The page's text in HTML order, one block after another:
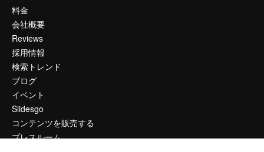
料金
会社概要
Reviews
採用情報
検索トレンド
ブログ
イベント
Slidesgo
コンテンツを販売する
プレスルーム